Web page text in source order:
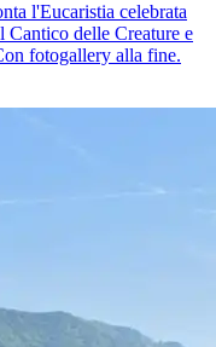
l'Eucaristia celebrata
delle Creature e
fotogallery alla fine.